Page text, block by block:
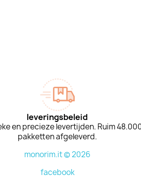
leveringsbeleid
en precieze levertijden. Ruim
pakketten afgeleverd.
monorim.it © 2026
facebook